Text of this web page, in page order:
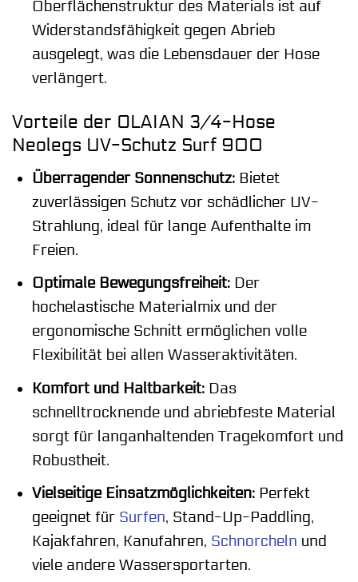
Oberflächenstruktur des Materials ist auf
Widerstandsfähigkeit gegen Abrieb
ausgelegt, was die Lebensdauer der Hose
verlängert.
Vorteile der OLAIAN 3/4-Hose
Neolegs UV-Schutz Surf 900
Überragender Sonnenschutz:Bietet
zuverlässigen Schutz vor schädlicher UV-
Strahlung, ideal für lange Aufenthalte im
Freien.
Optimale Bewegungsfreiheit:Der
hochelastische Materialmix und der
ergonomische Schnitt ermöglichen volle
Flexibilität bei allen Wasseraktivitäten.
Komfort und Haltbarkeit:Das
schnelltrocknende und abriebfeste Material
sorgt für langanhaltenden Tragekomfort und
Robustheit.
Vielseitige Einsatzmöglichkeiten:Perfekt
geeignet für Surfen, Stand-Up-Paddling,
Kajakfahren, Kanufahren, Schnorcheln und
viele andere Wassersportarten.